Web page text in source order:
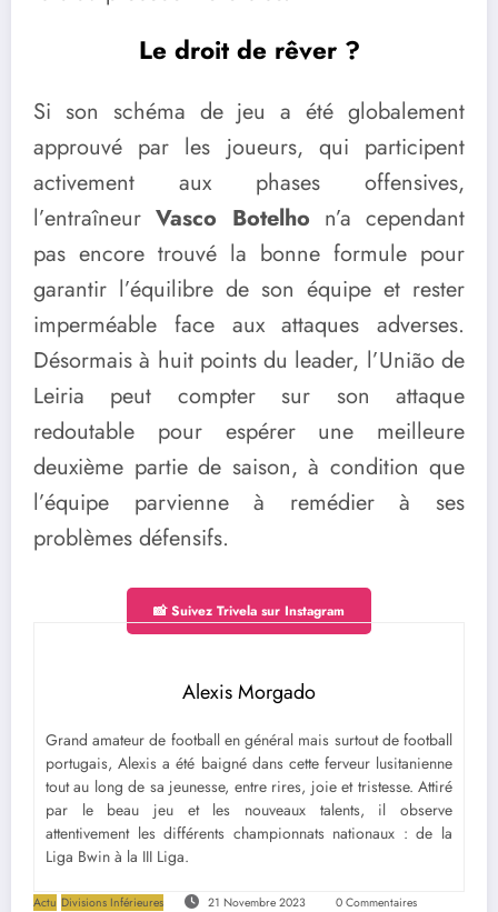
Le droit de rêver ?
Si son schéma de jeu a été globalement
approuvé par les joueurs, qui participent
activement aux phases offensives,
l’entraîneurVasco Botelho n’a cependant
pas encore trouvé la bonne formule pour
garantir l’équilibre de son équipe et rester
imperméable face aux attaques adverses.
Désormais à huit points du leader, l’União de
Leiria peut compter sur son attaque
redoutable pour espérer une meilleure
deuxième partie de saison, à condition que
l’équipe parvienne à remédier à ses
problèmes défensifs.
📸 Suivez Trivela sur Instagram
Alexis Morgado
Grand amateur de football en général mais surtout de football
portugais, Alexis a été baigné dans cette ferveur lusitanienne
tout au long de sa jeunesse, entre rires, joie et tristesse. Attiré
par le beau jeu et les nouveaux talents, il observe
attentivement les différents championnats nationaux : de la
Liga Bwin à la III Liga.
Actu Divisions Inférieures 21 Novembre 2023 0 Commentaires